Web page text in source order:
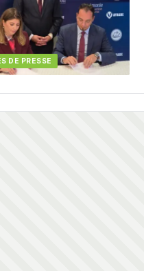
DE PRESSE